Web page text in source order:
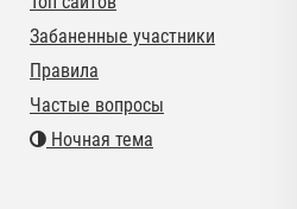
Забаненные участники
Правила
Частые вопросы
Ночная тема